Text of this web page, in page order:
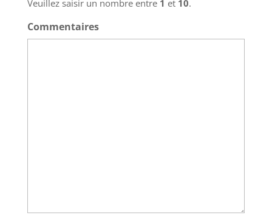
Veuillez saisir un nombre entre 1 et 10.
Commentaires